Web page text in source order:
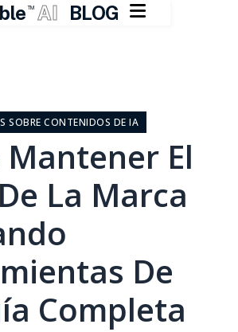
TM AI BLOG 
SOBRE CONTENIDOS DE IA
Mantener El
La Marca
De
Completa